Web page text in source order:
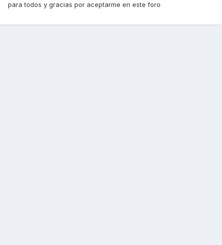
para todos y gracias por aceptarme en este foro